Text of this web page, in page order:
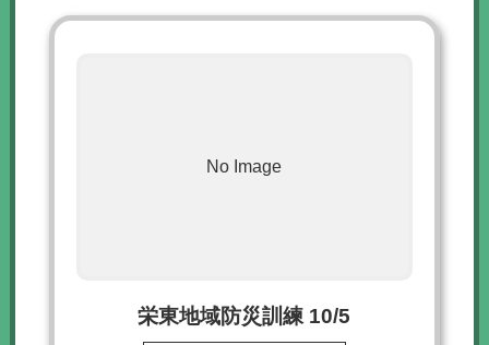
栄東地域防災訓練 10/5
No Image